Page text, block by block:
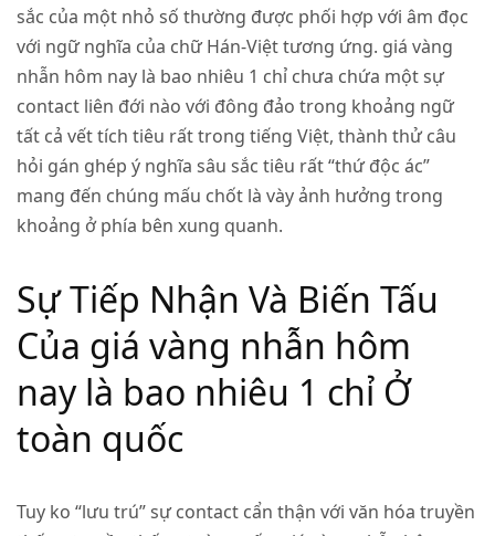
sắc của một nhỏ số thường được phối hợp với âm đọc
với ngữ nghĩa của chữ Hán-Việt tương ứng. giá vàng
nhẫn hôm nay là bao nhiêu 1 chỉ chưa chứa một sự
contact liên đới nào với đông đảo trong khoảng ngữ
tất cả vết tích tiêu rất trong tiếng Việt, thành thử câu
hỏi gán ghép ý nghĩa sâu sắc tiêu rất “thứ độc ác”
mang đến chúng mấu chốt là vày ảnh hưởng trong
khoảng ở phía bên xung quanh.
Sự Tiếp Nhận Và Biến Tấu
Của giá vàng nhẫn hôm
nay là bao nhiêu 1 chỉ Ở
toàn quốc
Tuy ko “lưu trú” sự contact cẩn thận với văn hóa truyền